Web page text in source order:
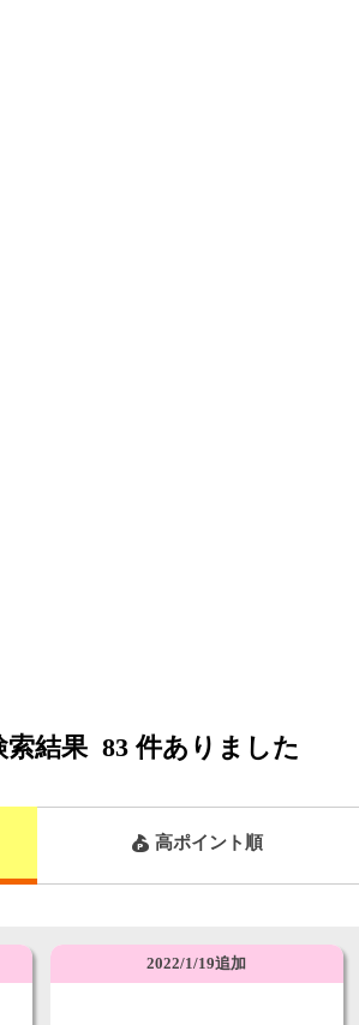
索結果 83 件ありました
高ポイント順
2022/1/19追加